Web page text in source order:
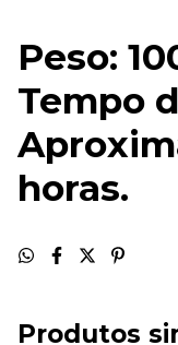
Peso:
Tempo
horas.
Produtos